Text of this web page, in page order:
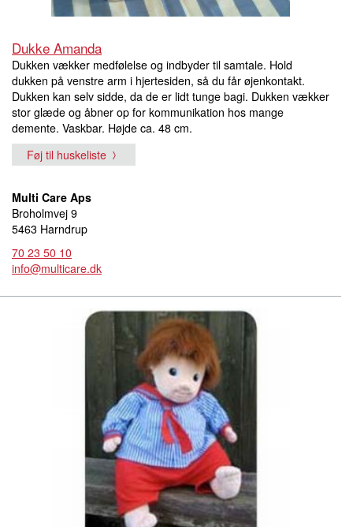
Dukke Amanda
Dukken vækker medfølelse og indbyder til samtale. Hold
dukken på venstre arm i hjertesiden, så du får øjenkontakt.
Dukken kan selv sidde, da de er lidt tunge bagi. Dukken vækker
stor glæde og åbner op for kommunikation hos mange
demente. Vaskbar. Højde ca. 48 cm.
Føj til huskeliste
Multi Care Aps
Broholmvej 9
5463 Harndrup
70 23 50 10
info@multicare.dk